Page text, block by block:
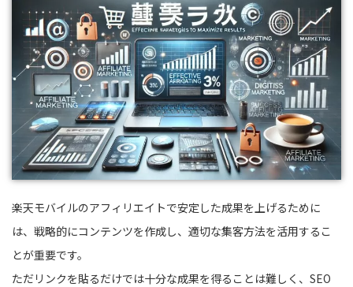
楽天モバイルのアフィリエイトで安定した成果を上げるために
は、戦略的にコンテンツを作成し、適切な集客方法を活用するこ
とが重要です。
ただリンクを貼るだけでは十分な成果を得ることは難しく、SEO